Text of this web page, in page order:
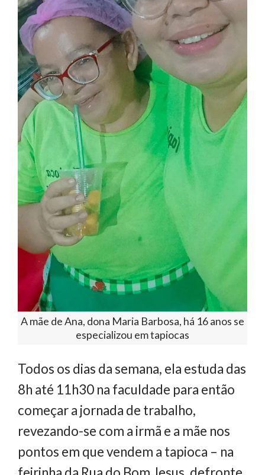
A mãe de Ana, dona Maria Barbosa, há 16 anos se
especializou em tapiocas
Todos os dias da semana, ela estuda das
8h até 11h30 na faculdade para então
começar a jornada de trabalho,
revezando-se com a irmã e a mãe nos
pontos em que vendem a tapioca – na